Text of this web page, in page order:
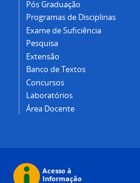
Pós Graduação
Programas de Disciplinas
Exame de Suficiência
Pesquisa
Extensão
Banco de Textos
Concursos
Laboratórios
Área Docente